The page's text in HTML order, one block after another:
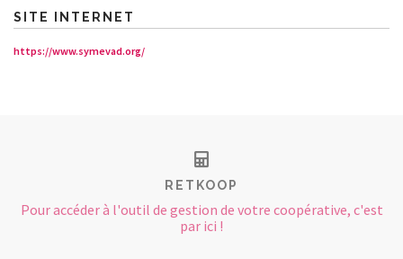
SITE INTERNET
https://www.symevad.org/
RETKOOP
Pour accéder à l'outil de gestion de votre coopérative, c'est
par ici !